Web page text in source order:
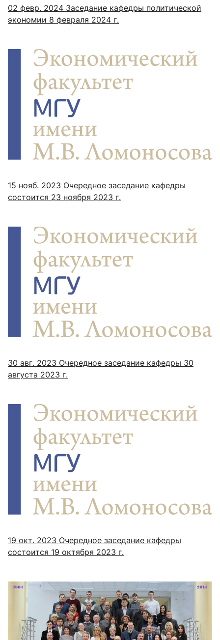
02 февр. 2024 Заседание кафедры политической
экономии 8 февраля 2024 г.
15 нояб. 2023 Очередное заседание кафедры
состоится 23 ноября 2023 г.
30 авг. 2023 Очередное заседание кафедры 30
августа 2023 г.
19 окт. 2023 Очередное заседание кафедры
состоится 19 октября 2023 г.